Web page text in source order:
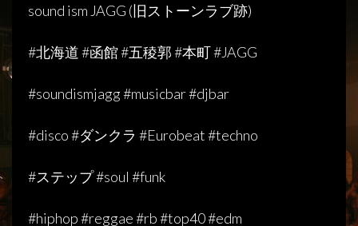
sound ism JAGG (旧ストーンラブ跡)
#北海道#函館#五稜郭#本町#JAGG
#soundismjagg #musicbar #djbar
#disco #ダンクラ #Eurobeat #techno
#ステップ #soul #funk
#hiphop #reggae #rb #top40 #edm